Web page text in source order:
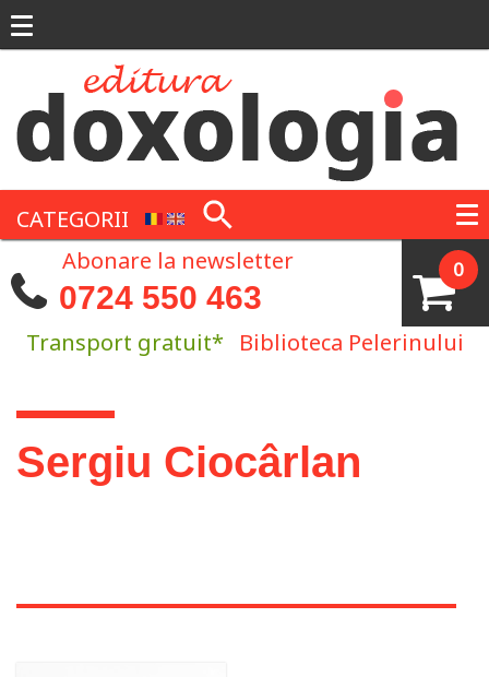
CATEGORII
0
Abonare la newsletter
0724 550 463
Transport gratuit* Biblioteca Pelerinului
Eşti aici
Sergiu Ciocârlan